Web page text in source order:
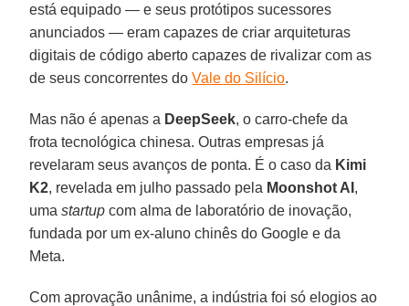
está equipado — e seus protótipos sucessores
anunciados — eram capazes de criar arquiteturas
digitais de código aberto capazes de rivalizar com as
de seus concorrentes doVale do Silício.
Mas não é apenas a DeepSeek, o carro-chefe da
frota tecnológica chinesa. Outras empresas já
revelaram seus avanços de ponta. É o caso da Kimi
K2, revelada em julho passado pela Moonshot AI ,
umastartup com alma de laboratório de inovação,
fundada por um ex-aluno chinês do Google e da
Meta.
Com aprovação unânime, a indústria foi só elogios ao